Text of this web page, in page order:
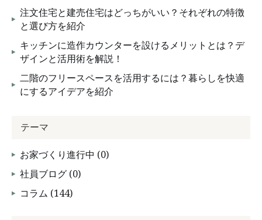
注文住宅と建売住宅はどっちがいい？それぞれの特徴
と選び方を紹介
キッチンに造作カウンターを設けるメリットとは？デ
ザインと活用術を解説！
二階のフリースペースを活用するには？暮らしを快適
にするアイデアを紹介
テーマ
お家づくり進行中 (0)
社員ブログ (0)
コラム (144)